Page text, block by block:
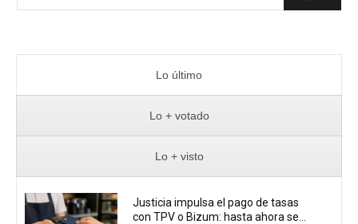
Lo último
Lo + votado
Lo + visto
Justicia impulsa el pago de tasas
con TPV o Bizum: hasta ahora se...